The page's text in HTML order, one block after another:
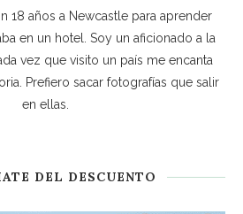
18 años a Newcastle para aprender
en un hotel. Soy un aficionado a la
vez que visito un país me encanta
Prefiero sacar fotografías que salir
en ellas.
DEL DESCUENTO